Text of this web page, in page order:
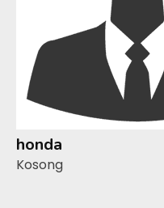
honda
Kosong